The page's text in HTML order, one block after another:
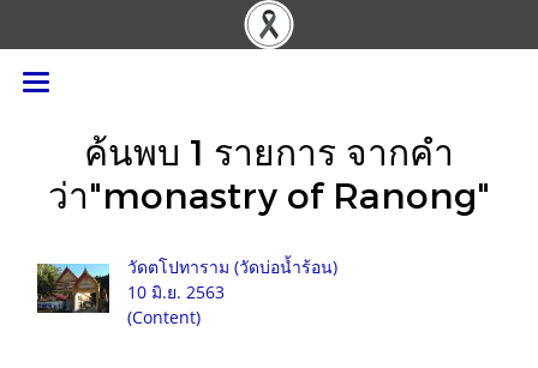
ค้นพบ 1 รายการ จากคำ
ว่า"monastry of Ranong"
วัดตโปทาราม (วัดบ่อน้ำร้อน)
10 มิ.ย. 2563
(Content)